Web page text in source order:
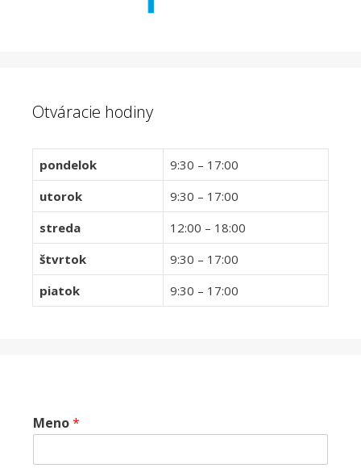
Otváracie hodiny
pondelok
9:30 – 17:00
utorok
9:30 – 17:00
streda
12:00 – 18:00
štvrtok
9:30 – 17:00
piatok
9:30 – 17:00
Meno*